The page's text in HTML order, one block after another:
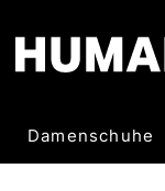
Damenschuhe